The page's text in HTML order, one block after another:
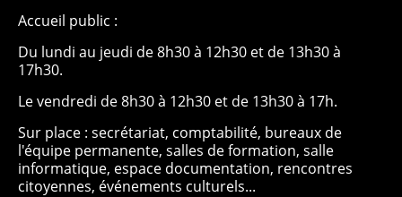
Accueil public :
Du lundi au jeudi de 8h30 à 12h30 et de 13h30 à
17h30.
Le vendredi de 8h30 à 12h30 et de 13h30 à 17h.
Sur place : secrétariat, comptabilité, bureaux de
l'équipe permanente, salles de formation, salle
informatique, espace documentation, rencontres
citoyennes, événements culturels...